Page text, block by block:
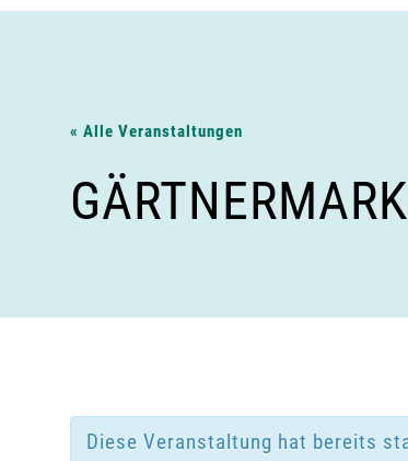
« Alle Veranstaltungen
Diese Veranstaltung hat bereits